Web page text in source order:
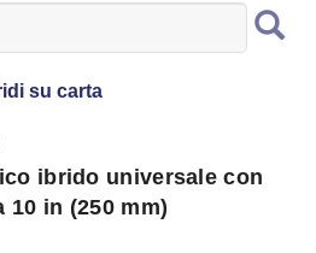
su carta
ibrido universale con
10 in (250 mm)